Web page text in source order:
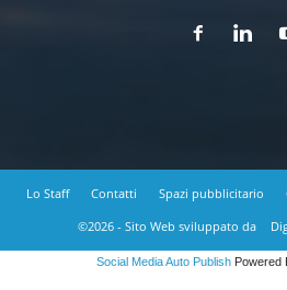
Lo Staff Contatti Spazi pubblicitario
©2026 - Sito Web sviluppato da
Social Media Auto PublishPowered